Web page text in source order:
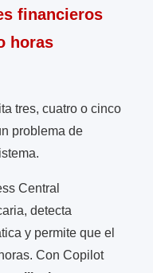
financieros
horas
tres, cuatro o cinco
problema de
Central
detecta
y permite que el
Con Copilot